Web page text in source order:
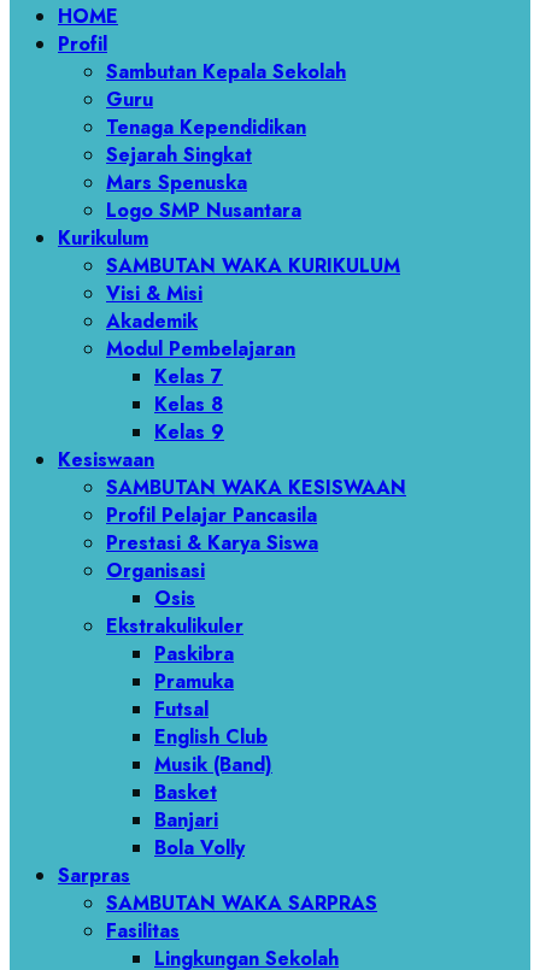
Primary
Menu
HOME
Profil
Sambutan Kepala Sekolah
Guru
Tenaga Kependidikan
Sejarah Singkat
Mars Spenuska
Logo SMP Nusantara
Kurikulum
SAMBUTAN WAKA KURIKULUM
Visi & Misi
Akademik
Modul Pembelajaran
Kelas 7
Kelas 8
Kelas 9
Kesiswaan
SAMBUTAN WAKA KESISWAAN
Profil Pelajar Pancasila
Prestasi & Karya Siswa
Organisasi
Osis
Ekstrakulikuler
Paskibra
Pramuka
Futsal
English Club
Musik (Band)
Basket
Banjari
Bola Volly
Sarpras
SAMBUTAN WAKA SARPRAS
Fasilitas
Lingkungan Sekolah